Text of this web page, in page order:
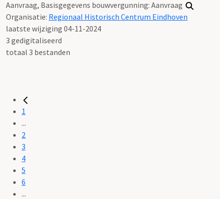
Aanvraag, Basisgegevens bouwvergunning: Aanvraag
Organisatie: Regionaal Historisch Centrum Eindhoven
laatste wijziging 04-11-2024
3 gedigitaliseerd
totaal 3 bestanden
1
...
2
3
4
5
6
...